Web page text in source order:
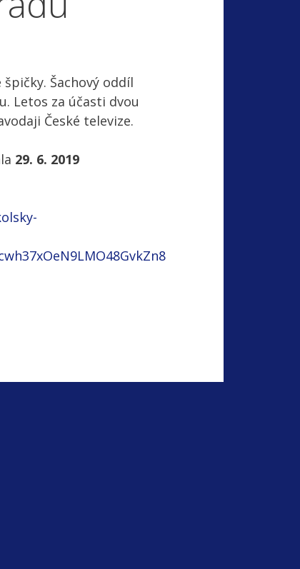
Šachový oddíl
Letos za účasti dvou
České televize.
29. 6. 2019